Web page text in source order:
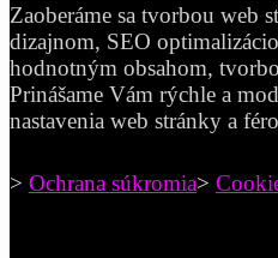
Zaoberáme sa tvorbou web
dizajnom, SEO
hodnotným obsahom,
Prinášame Vám rýchle a
nastavenia web stránky a
> Ochrana súkromia>